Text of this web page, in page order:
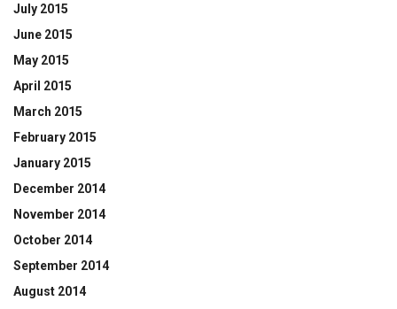
July 2015
June 2015
May 2015
April 2015
March 2015
February 2015
January 2015
December 2014
November 2014
October 2014
September 2014
August 2014